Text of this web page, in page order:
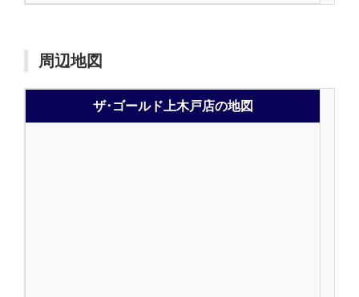
周辺地図
ザ･ゴールド上木戸店の地図